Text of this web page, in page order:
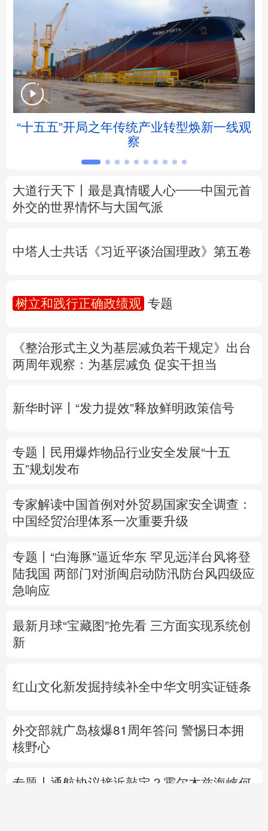
地方频道
北京 天津 河北 山西
辽宁 吉林 上海 江苏
浙江 安徽 福建 江西
四川 贵州 云南
English Español Français عربى
Deutsch Português
“十五五”开局之年传统产业转型焕新一线观
察
大道行天下丨最是真情暖人心——中国元首
外交的世界情怀与大国气派
中塔人士共话《习近平谈治国理政》第五卷
树立和践行正确政绩观 专题
《整治形式主义为基层减负若干规定》出台
两周年观察 ：为基层减负 促实干担当
新华时评丨“发力提效”释放鲜明政策信号
专题丨
民用爆炸物品行业安全发展“十五
五”规划发布
专家解读中国首例对外贸易国家安全调查：
中国经贸治理体系一次重要升级
专题丨 “白海豚”逼近华东 罕见远洋台风将登
陆我国 两部门对浙闽启动防汛防台风四级应
急响应
最新月球“宝藏图”抢先看 三方面实现系统创
新
红山文化新发掘持续补全中华文明实证链条
外交部就广岛核爆81周年答问 警惕日本拥
核野心
专题丨 通航协议接近敲定？霍尔木兹海峡何